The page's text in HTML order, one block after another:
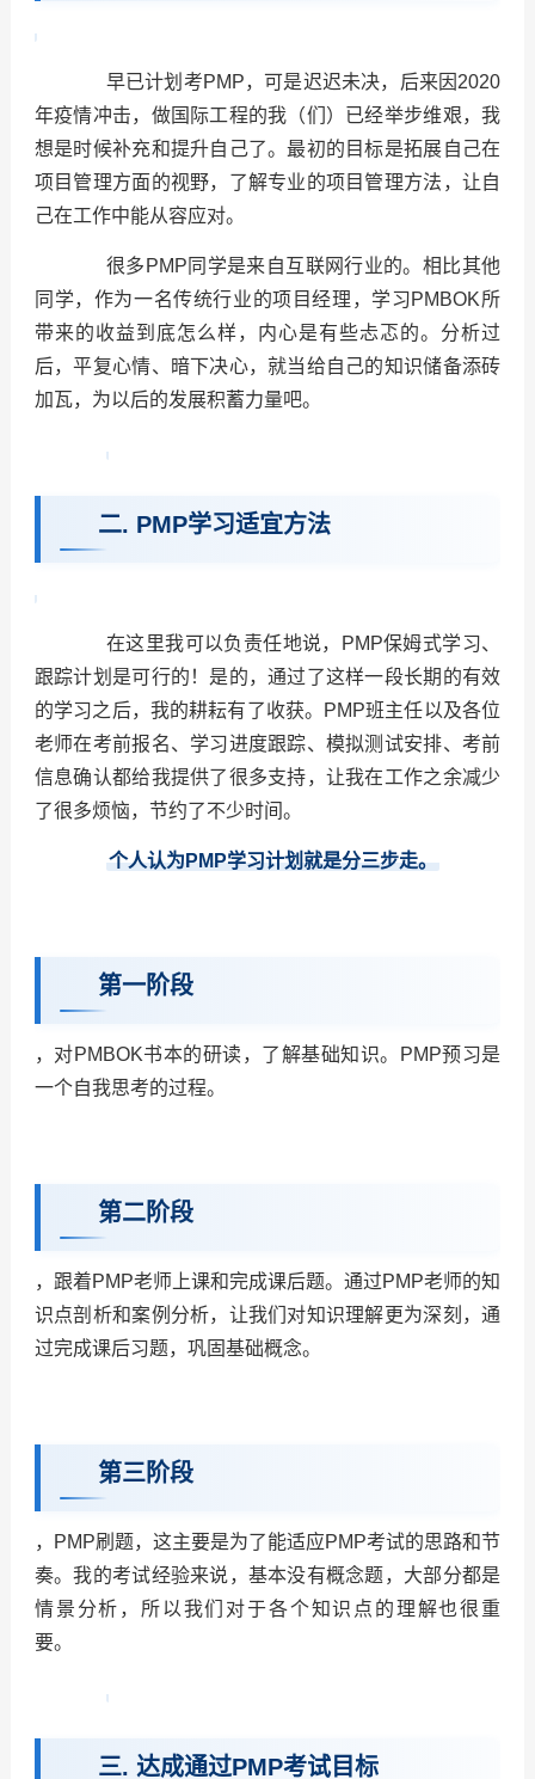
早已计划考PMP，可是迟迟未决，后来因2020
年疫情冲击，做国际工程的我（们）已经举步维艰，我
想是时候补充和提升自己了。最初的目标是拓展自己在
项目管理方面的视野，了解专业的项目管理方法，让自
己在工作中能从容应对。
很多PMP同学是来自互联网行业的。相比其他
同学，作为一名传统行业的项目经理，学习PMBOK所
带来的收益到底怎么样，内心是有些忐忑的。分析过
后，平复心情、暗下决心，就当给自己的知识储备添砖
加瓦，为以后的发展积蓄力量吧。
二. PMP学习适宜方法
在这里我可以负责任地说，PMP保姆式学习、
跟踪计划是可行的！是的，通过了这样一段长期的有效
的学习之后，我的耕耘有了收获。PMP班主任以及各位
老师在考前报名、学习进度跟踪、模拟测试安排、考前
信息确认都给我提供了很多支持，让我在工作之余减少
了很多烦恼，节约了不少时间。
个人认为PMP学习计划就是分三步走。
第一阶段
，对PMBOK书本的研读，了解基础知识。PMP预习是
一个自我思考的过程。
第二阶段
，跟着PMP老师上课和完成课后题。通过PMP老师的知
识点剖析和案例分析，让我们对知识理解更为深刻，通
过完成课后习题，巩固基础概念。
第三阶段
，PMP刷题，这主要是为了能适应PMP考试的思路和节
奏。我的考试经验来说，基本没有概念题，大部分都是
情景分析，所以我们对于各个知识点的理解也很重
要。
三. 达成通过PMP考试目标